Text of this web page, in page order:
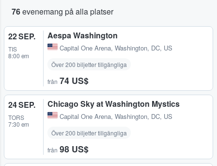
76evenemang på alla platser
22 SEP.
TIS
8:00 em
Aespa Washington
Capital One Arena, Washington, DC, US
Över 200 biljetter tillgängliga
från 74 US$
24 SEP.
TORS
7:30 em
Chicago Sky at Washington Mystics
Capital One Arena, Washington, DC, US
Över 200 biljetter tillgängliga
från 98 US$